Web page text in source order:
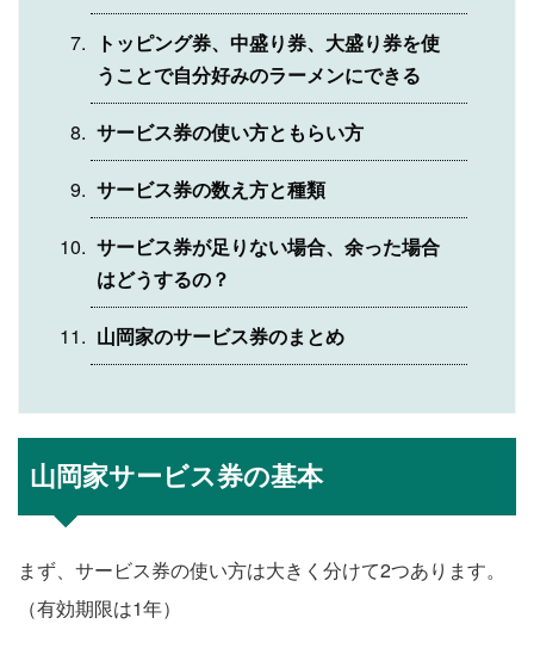
トッピング券、中盛り券、大盛り券を使
うことで自分好みのラーメンにできる
サービス券の使い方ともらい方
サービス券の数え方と種類
サービス券が足りない場合、余った場合
はどうするの？
山岡家のサービス券のまとめ
山岡家サービス券の基本
まず、サービス券の使い方は大きく分けて2つあります。
（有効期限は1年）